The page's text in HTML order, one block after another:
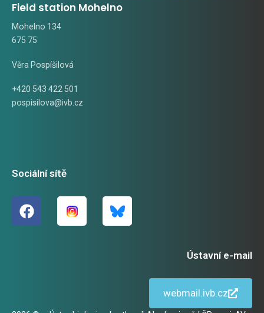
Field station Mohelno
Mohelno 134
675 75
Věra Pospíšilová
+420 543 422 501
pospisilova@ivb.cz
Sociální sítě
Ústavní e-mail
webmail.ivb.cz